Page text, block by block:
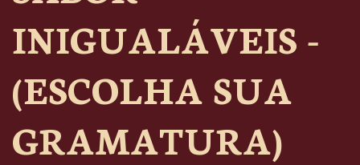
INIGUALÁVEIS -
(ESCOLHA SUA
GRAMATURA)